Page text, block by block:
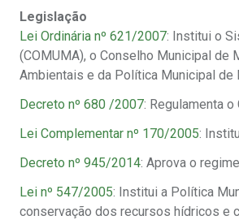
Legislação
Lei Ordinária nº 621/2007: Institui o
(COMUMA), o Conselho Municipal
Ambientais e da Política Municipal de
Decreto nº 680 /2007: Regulamenta o
Lei Complementar nº 170/2005:
Decreto nº 945/2014: Aprova o
Lei nº 547/2005: Institui a Política
conservação dos recursos hídricos e